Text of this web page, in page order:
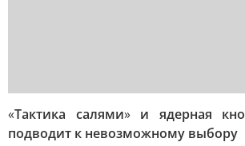
«Тактика салями»и ядерная
подводит к невозможному выбору